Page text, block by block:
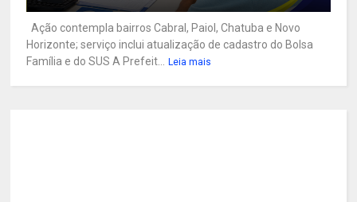
Ação contempla bairros Cabral, Paiol, Chatuba e Novo
Horizonte; serviço inclui atualização de cadastro do Bolsa
Família e do SUS A Prefeit...
Leia mais